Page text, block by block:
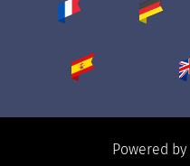
Powered by